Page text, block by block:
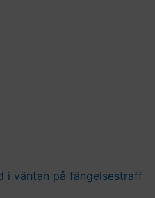
i väntan på fängelsestraff